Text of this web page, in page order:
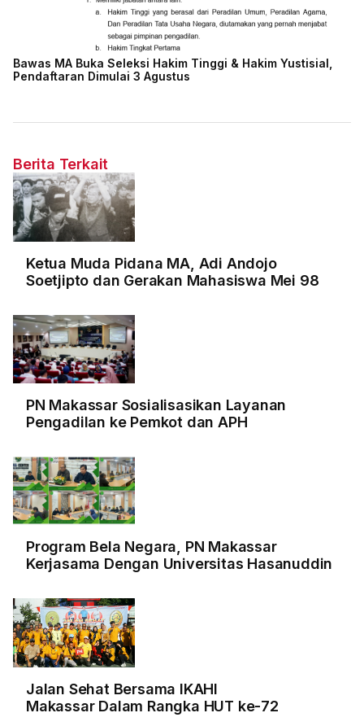
Bawas MA Buka Seleksi Hakim Tinggi & Hakim Yustisial,
Pendaftaran Dimulai 3 Agustus
Berita Terkait
Ketua Muda Pidana MA, Adi Andojo
Soetjipto dan Gerakan Mahasiswa Mei 98
PN Makassar Sosialisasikan Layanan
Pengadilan ke Pemkot dan APH
Program Bela Negara, PN Makassar
Kerjasama Dengan Universitas Hasanuddin
Jalan Sehat Bersama IKAHI
Makassar Dalam Rangka HUT ke-72